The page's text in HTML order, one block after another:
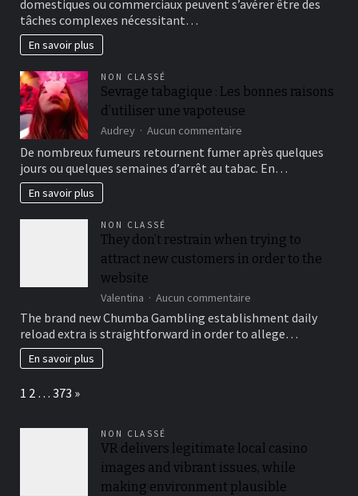
remplacement
garantie
domestiques ou commerciaux peuvent s’avérer être des
tâches complexes nécessitant…
En savoir plus
NON CLASSÉ
Sevrage tabagique : Les bonnes raisons
d’utiliser une vapoteuse
Audrey Aucun commentaire
Sevrage
tabagique
:
d’utiliser
une
vapoteuse
De nombreux fumeurs retournent fumer après quelques
jours ou quelques semaines d’arrêt au tabac. En…
En savoir plus
NON CLASSÉ
They don’t restrain when trying to
attract new customers in order to the
website
Valentina Aucun commentaire
They
don’t
restrain
order
to
the
The brand new Chumba Gambling establishment daily
reload extra is straightforward in order to allege…
En savoir plus
Page:
1 2 … 373 Next
»
NON CLASSÉ
VR delivers legitimate local casino
images and vibrant issues, while
making environment plausible